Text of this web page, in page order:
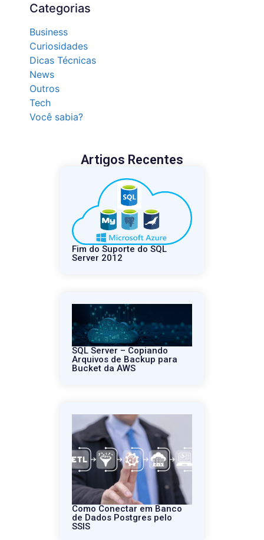
Categorias
Business
Curiosidades
Dicas Técnicas
News
Outros
Tech
Você sabia?
Artigos Recentes
Fim do Suporte do SQL
Server 2012
SQL Server – Copiando
Arquivos de Backup para
Bucket da AWS
Como Conectar em Banco
de Dados Postgres pelo
SSIS